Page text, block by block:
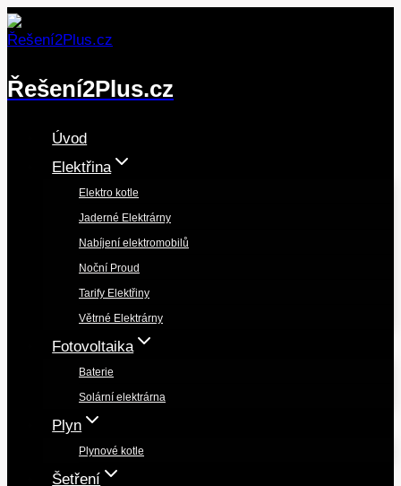
Přeskočit
na
Řešení2Plus.cz
Úvod
Elektřina
Elektro kotle
Jaderné Elektrárny
Nabíjení elektromobilů
Noční Proud
Tarify Elektřiny
Větrné Elektrárny
Fotovoltaika
Baterie
Solární elektrárna
Plyn
Plynové kotle
Šetření